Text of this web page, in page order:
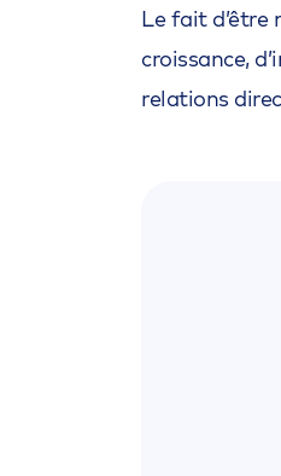
Le fait d’être
croissance,
relations